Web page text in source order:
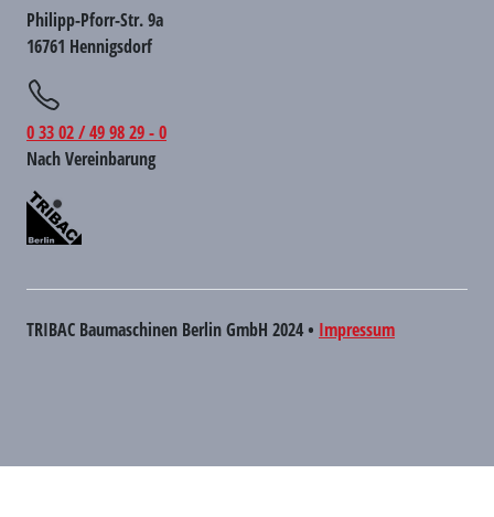
Philipp-Pforr-Str. 9a
16761 Hennigsdorf
0 33 02 / 49 98 29 - 0
Nach Vereinbarung
TRIBAC Baumaschinen Berlin GmbH 2024 • Impressum